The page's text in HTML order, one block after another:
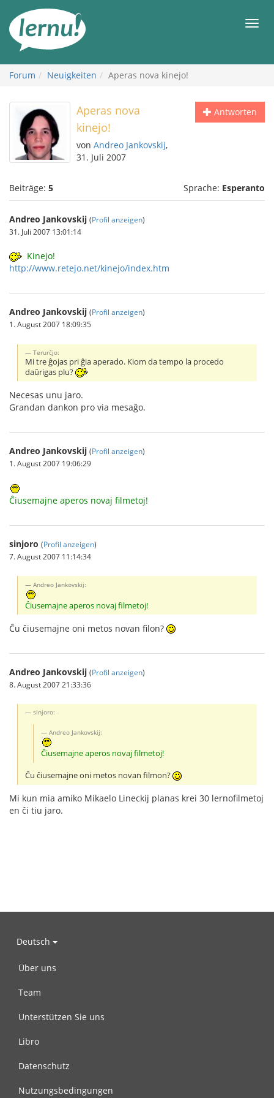
Inhalt
Forum Neuigkeiten Aperas nova kinejo!
Antworten
Aperas nova
kinejo!
von Andreo Jankovskij,
31. Juli 2007
Beiträge: 5 Sprache: Esperanto
Andreo Jankovskij (Profil anzeigen)
31. Juli 2007 13:01:14
Kinejo!
http://www.retejo.net/kinejo/index.htm
Andreo Jankovskij (Profil anzeigen)
1. August 2007 18:09:35
Terurĉjo:
Mi tre ĝojas pri ĝia aperado. Kiom da tempo la procedo
daŭrigas plu?
Necesas unu jaro.
Grandan dankon pro via mesaĝo.
Andreo Jankovskij (Profil anzeigen)
1. August 2007 19:06:29
Ĉiusemajne aperos novaj filmetoj!
sinjoro (Profil anzeigen)
7. August 2007 11:14:34
Andreo Jankovskij:
Ĉiusemajne aperos novaj filmetoj!
Ĉu ĉiusemajne oni metos novan filon?
Andreo Jankovskij (Profil anzeigen)
8. August 2007 21:33:36
sinjoro:
Andreo Jankovskij:
Ĉiusemajne aperos novaj filmetoj!
Ĉu ĉiusemajne oni metos novan filmon?
Mi kun mia amiko Mikaelo Lineckij planas krei 30 lernofilmetoj
en ĉi tiu jaro.
Deutsch
Über uns
Team
Unterstützen Sie uns
Libro
Datenschutz
Nutzungsbedingungen